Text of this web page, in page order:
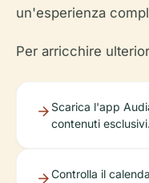
un'esperienza
Per arricchire
Scarica l'app
contenuti esclusivi.
Controlla il